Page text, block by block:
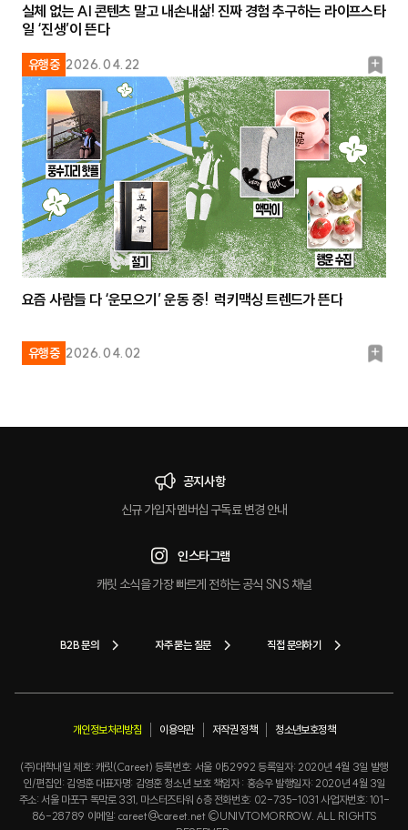
유행중 2026.04.22
북
마
크
실체 없는 AI 콘텐츠 말고 내손내삶! 진짜 경험 추구하는 라이프스타
일 ‘진생’이 뜬다
유행중 2026.04.02
북
요즘 사람들 다 ‘운모으기’ 운동 중! 럭키맥싱 트렌드가 뜬다
공지사항
신규 가입자 멤버십 구독료 변경 안내
인스타그램
캐릿 소식을 가장 빠르게 전하는 공식 SNS 채널
B2B 문의 자주 묻는 질문 직접 문의하기
개인정보처리방침 이용약관 저작권 정책 청소년보호정책
(주)대학내일 제호: 캐릿(Careet) 등록번호: 서울 아52992 등록일자: 2020년 4월 3일 발행
인/편집인: 김영훈 대표자명: 김영훈 청소년 보호 책임자 : 홍승우 발행일자: 2020년 4월 3일
주소: 서울 마포구 독막로 331, 마스터즈타워 6층 전화번호: 02-735-1031 사업자번호: 101-
86-28789 이메일: careet@careet.net ©UNIVTOMORROW. ALL RIGHTS